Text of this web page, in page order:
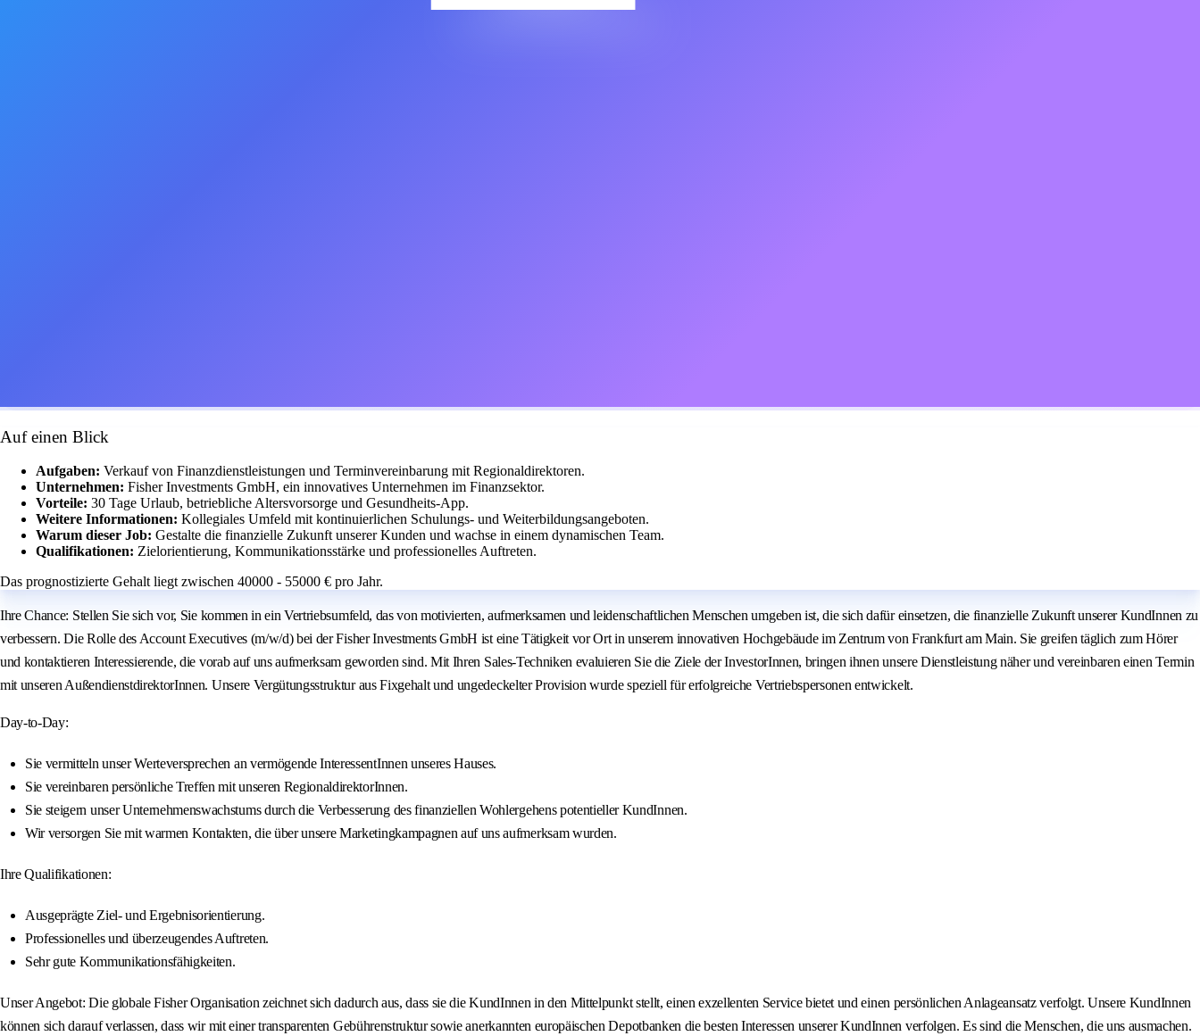
Auf einen Blick
Aufgaben: Verkauf von Finanzdienstleistungen und Terminvereinbarung mit Regionaldirektoren.
Unternehmen: Fisher Investments GmbH, ein innovatives Unternehmen im Finanzsektor.
Vorteile: 30 Tage Urlaub, betriebliche Altersvorsorge und Gesundheits-App.
Weitere Informationen: Kollegiales Umfeld mit kontinuierlichen Schulungs- und Weiterbildungsangeboten.
Warum dieser Job: Gestalte die finanzielle Zukunft unserer Kunden und wachse in einem dynamischen Team.
Qualifikationen: Zielorientierung, Kommunikationsstärke und professionelles Auftreten.
Das prognostizierte Gehalt liegt zwischen 40000 - 55000 € pro Jahr.
Ihre Chance: Stellen Sie sich vor, Sie kommen in ein Vertriebsumfeld, das von motivierten, aufmerksamen und leidenschaftlichen Menschen umgeben ist, die sich dafür einsetzen, die finanzielle Zukunft unserer KundInnen zu
verbessern. Die Rolle des Account Executives (m/w/d) bei der Fisher Investments GmbH ist eine Tätigkeit vor Ort in unserem innovativen Hochgebäude im Zentrum von Frankfurt am Main. Sie greifen täglich zum Hörer
und kontaktieren Interessierende, die vorab auf uns aufmerksam geworden sind. Mit Ihren Sales-Techniken evaluieren Sie die Ziele der InvestorInnen, bringen ihnen unsere Dienstleistung näher und vereinbaren einen Termin
mit unseren AußendienstdirektorInnen. Unsere Vergütungsstruktur aus Fixgehalt und ungedeckelter Provision wurde speziell für erfolgreiche Vertriebspersonen entwickelt.
Day-to-Day:
Sie vermitteln unser Werteversprechen an vermögende InteressentInnen unseres Hauses.
Sie vereinbaren persönliche Treffen mit unseren RegionaldirektorInnen.
Sie steigern unser Unternehmenswachstums durch die Verbesserung des finanziellen Wohlergehens potentieller KundInnen.
Wir versorgen Sie mit warmen Kontakten, die über unsere Marketingkampagnen auf uns aufmerksam wurden.
Ihre Qualifikationen:
Ausgeprägte Ziel- und Ergebnisorientierung.
Professionelles und überzeugendes Auftreten.
Sehr gute Kommunikationsfähigkeiten.
Unser Angebot: Die globale Fisher Organisation zeichnet sich dadurch aus, dass sie die KundInnen in den Mittelpunkt stellt, einen exzellenten Service bietet und einen persönlichen Anlageansatz verfolgt. Unsere KundInnen
können sich darauf verlassen, dass wir mit einer transparenten Gebührenstruktur sowie anerkannten europäischen Depotbanken die besten Interessen unserer KundInnen verfolgen. Es sind die Menschen, die uns ausmachen.